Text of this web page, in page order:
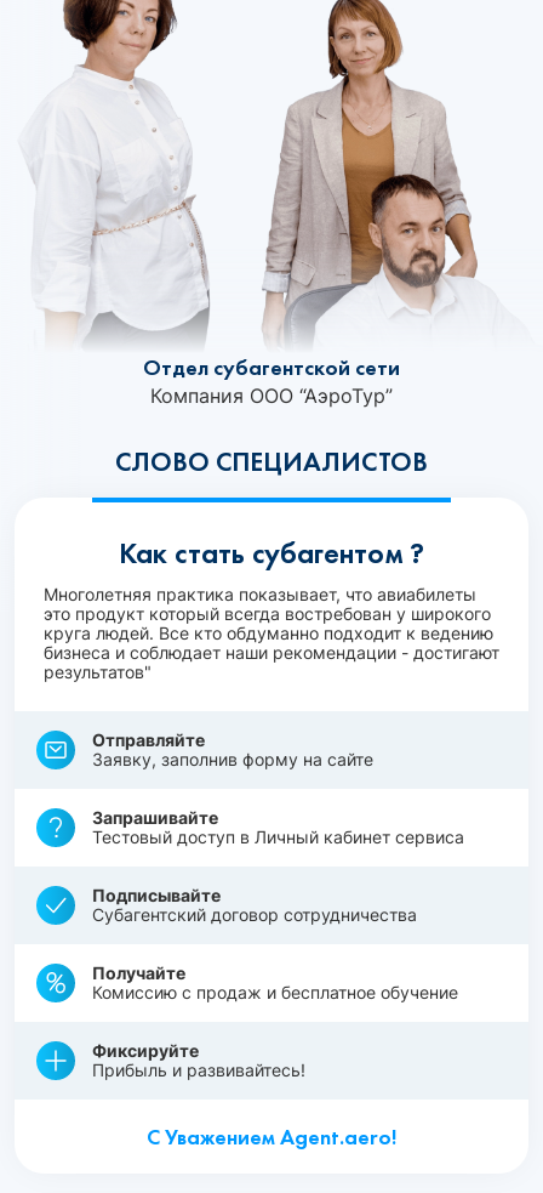
СЛОВО СПЕЦИАЛИСТОВ
Отдел субагентской сети
Компания ООО “АэроТур”
Как стать субагентом ?
Многолетняя практика показывает, что авиабилеты
это продукт который всегда востребован у широкого
круга людей. Все кто обдуманно подходит к ведению
бизнеса и соблюдает наши рекомендации - достигают
результатов"
Отправляйте
Заявку, заполнив форму на сайте
Запрашивайте
Тестовый доступ в Личный кабинет сервиса
Подписывайте
Субагентский договор сотрудничества
Получайте
Комиссию с продаж и бесплатное обучение
Фиксируйте
Прибыль и развивайтесь!
С Уважением Agent.aero!